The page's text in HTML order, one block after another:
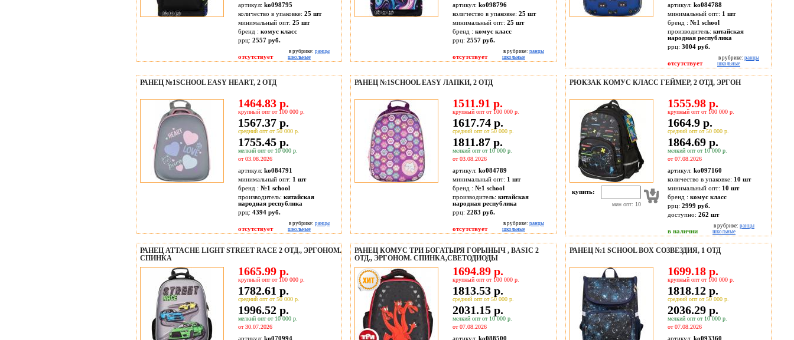
артикул: ko098795
количество в упаковке: 25 шт
минимальный опт: 25 шт
бренд : комус класс
ррц: 2557 руб.
отсутствует
в рубрике: ранцы
школьные
артикул: ko098796
количество в упаковке: 25 шт
минимальный опт: 25 шт
бренд : комус класс
ррц: 2557 руб.
отсутствует
в рубрике: ранцы
школьные
артикул: ko084788
минимальный опт: 1 шт
бренд : №1 school
производитель: китайская
народная республика
ррц: 3004 руб.
отсутствует
в рубрике: ранцы
школьные
РАНЕЦ №1SCHOOL EASY HEART, 2 ОТД
1464.83 р.
крупный опт от 100 000 р.
1567.37 р.
средний опт от 50 000 р.
1755.45 р.
мелкий опт от 10 000 р.
от 03.08.2026
артикул: ko084791
минимальный опт: 1 шт
бренд : №1 school
производитель: китайская
народная республика
ррц: 4394 руб.
отсутствует
в рубрике: ранцы
школьные
РАНЕЦ №1SCHOOL EASY ЛАПКИ, 2 ОТД
1511.91 р.
крупный опт от 100 000 р.
1617.74 р.
средний опт от 50 000 р.
1811.87 р.
мелкий опт от 10 000 р.
от 03.08.2026
артикул: ko084789
минимальный опт: 1 шт
бренд : №1 school
производитель: китайская
народная республика
ррц: 2283 руб.
отсутствует
в рубрике: ранцы
школьные
РЮКЗАК КОМУС КЛАСС ГЕЙМЕР, 2 ОТД, ЭРГОН
купить:
мин опт: 10
1555.98 р.
крупный опт от 100 000 р.
1664.9 р.
средний опт от 50 000 р.
1864.69 р.
мелкий опт от 10 000 р.
от 07.08.2026
артикул: ko097160
количество в упаковке: 10 шт
минимальный опт: 10 шт
бренд : комус класс
ррц: 2999 руб.
доступно: 262 шт
в наличии
в рубрике: ранцы
школьные
РАНЕЦ ATTACHE LIGHT STREET RACE 2 ОТД., ЭРГОНОМ.
CПИНКА
1665.99 р.
крупный опт от 100 000 р.
1782.61 р.
средний опт от 50 000 р.
1996.52 р.
мелкий опт от 10 000 р.
от 30.07.2026
артикул: ko070994
РАНЕЦ КОМУС ТРИ БОГАТЫРЯ ГОРЫНЫЧ , BASIC 2
ОТД., ЭРГОНОМ. СПИНКА,СВЕТОДИОДЫ
1694.89 р.
крупный опт от 100 000 р.
1813.53 р.
средний опт от 50 000 р.
2031.15 р.
мелкий опт от 10 000 р.
от 07.08.2026
артикул: ko088500
РАНЕЦ №1 SCHOOL ВOX CОЗВЕЗДИЯ, 1 ОТД
1699.18 р.
крупный опт от 100 000 р.
1818.12 р.
средний опт от 50 000 р.
2036.29 р.
мелкий опт от 10 000 р.
от 07.08.2026
артикул: ko093360